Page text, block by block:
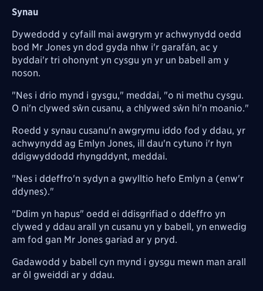
Synau
Dywedodd y cyfaill mai awgrym yr achwynydd oedd
bod Mr Jones yn dod gyda nhw i'r garafán, ac y
byddai'r tri ohonynt yn cysgu yn yr un babell am y
noson.
"Nes i drio mynd i gysgu," meddai, "o ni methu cysgu.
O ni'n clywed sŵn cusanu, a chlywed sŵn hi'n moanio."
Roedd y synau cusanu'n awgrymu iddo fod y ddau, yr
achwynydd ag Emlyn Jones, ill dau'n cytuno i'r hyn
ddigwyddodd rhyngddynt, meddai.
"Nes i ddeffro'n sydyn a gwylltio hefo Emlyn a (enw'r
ddynes)."
"Ddim yn hapus" oedd ei ddisgrifiad o ddeffro yn
clywed y ddau arall yn cusanu yn y babell, yn enwedig
am fod gan Mr Jones gariad ar y pryd.
Gadawodd y babell cyn mynd i gysgu mewn man arall
ar ôl gweiddi ar y ddau.